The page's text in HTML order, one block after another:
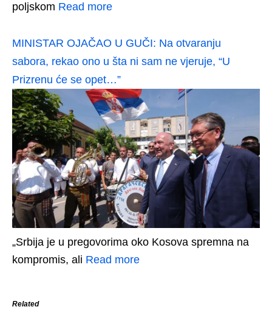
poljskom Read more
MINISTAR OJAČAO U GUČI: Na otvaranju
sabora, rekao ono u šta ni sam ne vjeruje, “U
Prizrenu će se opet…”
„Srbija je u pregovorima oko Kosova spremna na
kompromis, ali Read more
Related